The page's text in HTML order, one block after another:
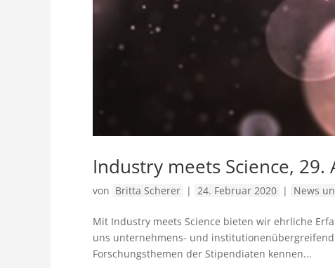
Industry meets Science,
von Britta Scherer | 24. Februar 2020 | News
Mit Industry meets Science bieten wir ehrliche
uns unternehmens- und
Forschungsthemen der Stipendiaten kennen...